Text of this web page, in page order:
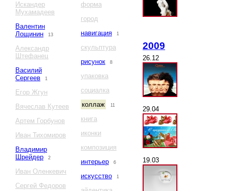
Искандер
Мухамадеев
Валентин
Лощинин
13
Александр
Штефанец
Василий
Сергеев
1
Егор Жгун
Вячеслав Кутеев
Артем Горбунов
Иван Тихомиров
Владимир
Шрейдер
2
Иван Оленкевич
Сергей Федоров
форма
город
навигация
1
скульптура
рисунок
8
упаковка
социалка
коллаж
11
книга
иконки
композиция
интерьер
6
искусство 1
2009
26.12
29.04
19.03